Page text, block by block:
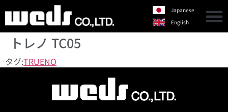
Japanese
English
トレノ TC05
タグ:TRUENO